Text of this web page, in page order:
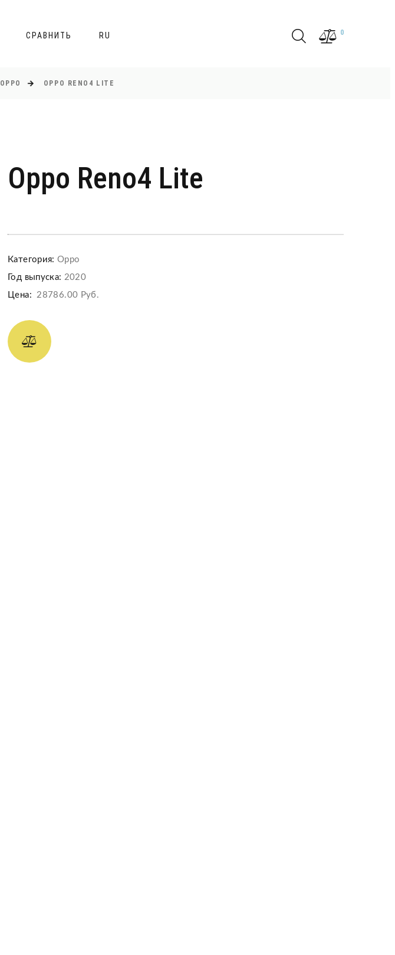
СРАВНИТЬ RU 0
OPPO OPPO RENO4 LITE
Oppo Reno4 Lite
Категория: Oppo
Год выпуска: 2020
Цена: 28786.00 Руб.